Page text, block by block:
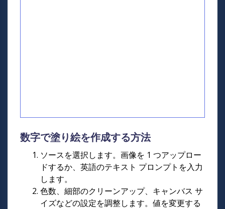
数字で塗り絵を作成する方法
ソースを選択します。画像を 1 つアップロー
ドするか、英語のテキスト プロンプトを入力
します。
色数、細部のクリーンアップ、キャンバス サ
イズなどの設定を調整します。値を変更する